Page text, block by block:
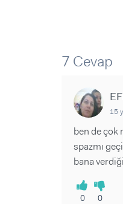
7 Cevap
15
ben de çok
spazmı
bana
0 0